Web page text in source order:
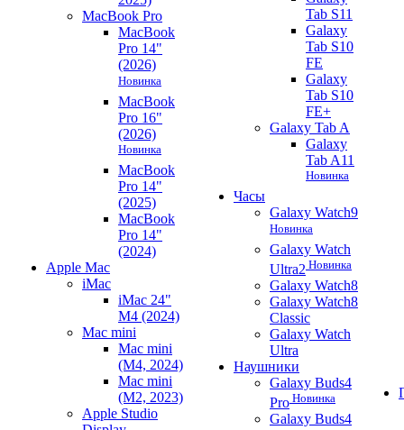
MacBook Pro
MacBook
Pro 14"
(2026)
Новинка
MacBook
Pro 16"
(2026)
Новинка
MacBook
Pro 14"
(2025)
MacBook
Pro 14"
(2024)
Apple Mac
iMac
iMac 24"
M4 (2024)
Mac mini
Mac mini
(M4, 2024)
Mac mini
(M2, 2023)
Apple Studio
Tab S11
Galaxy
Tab S10
FE
Galaxy
Tab S10
FE+
Galaxy Tab A
Galaxy
Tab A11
Новинка
Часы
Galaxy Watch9
Новинка
Galaxy Watch
Ultra2 Новинка
Galaxy Watch8
Galaxy Watch8
Classic
Galaxy Watch
Ultra
Наушники
Galaxy Buds4
Pro Новинка
Galaxy Buds4